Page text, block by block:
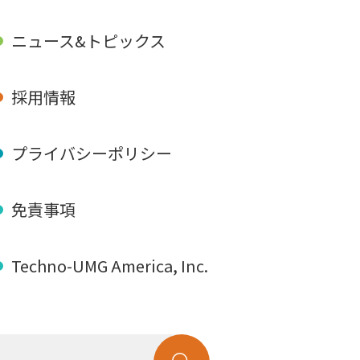
ニュース&トピックス
採用情報
プライバシーポリシー
免責事項
Techno-UMG America, Inc.